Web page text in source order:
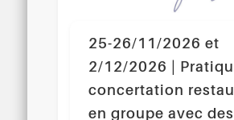
25-26/11/2026 et
2/12/2026 |
concertation
en groupe avec